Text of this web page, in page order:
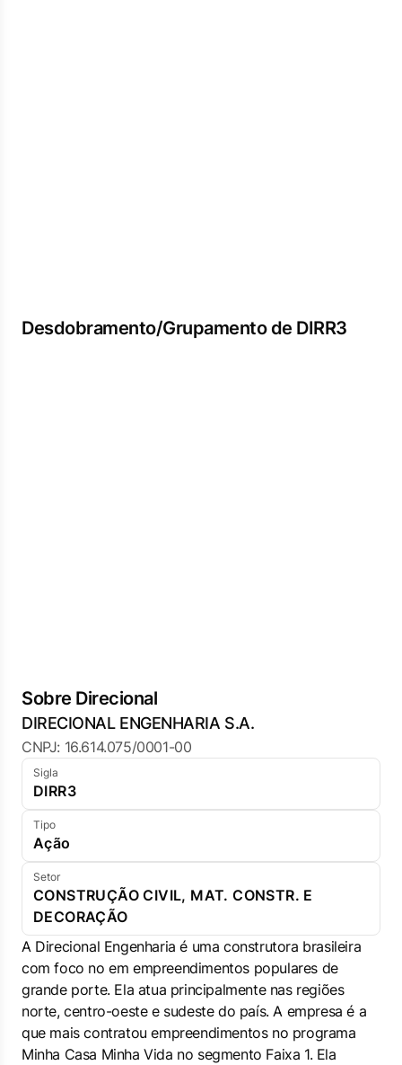
Desdobramento/Grupamento de DIRR3
Sobre Direcional
DIRECIONAL ENGENHARIA S.A.
CNPJ: 16.614.075/0001-00
Sigla
DIRR3
Tipo
Ação
Setor
CONSTRUÇÃO CIVIL, MAT. CONSTR. E
DECORAÇÃO
A Direcional Engenharia é uma construtora brasileira
com foco no em empreendimentos populares de
grande porte. Ela atua principalmente nas regiões
norte, centro-oeste e sudeste do país. A empresa é a
que mais contratou empreendimentos no programa
Minha Casa Minha Vida no segmento Faixa 1. Ela